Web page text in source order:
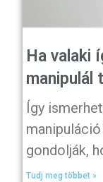
Ha valaki
manipulál
Így
gondolják,
Tudj meg többet »